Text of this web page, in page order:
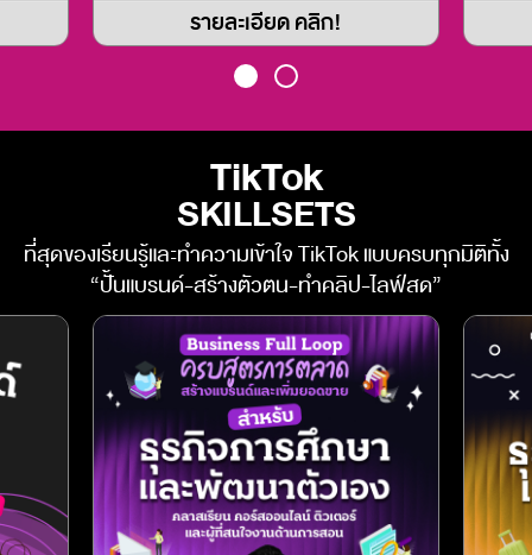
รายละเอียด คลิก!
TikTok
SKILLSETS
ที่สุดของเรียนรู้และทำความเข้าใจ TikTok แบบครบทุกมิติทั้ง
“ปั้นแบรนด์-สร้างตัวตน-ทำคลิป-ไลฟ์สด”